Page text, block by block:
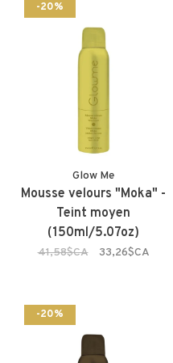
-20%
Glow Me
Mousse velours "Moka" -
Teint moyen
(150ml/5.07oz)
41,58$CA 33,26$CA
-20%